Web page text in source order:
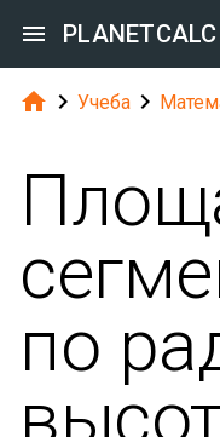
 PLANETCALC
  Учеба 
по